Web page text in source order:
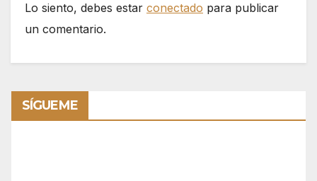
Lo siento, debes estar conectado para publicar
un comentario.
SÍGUEME